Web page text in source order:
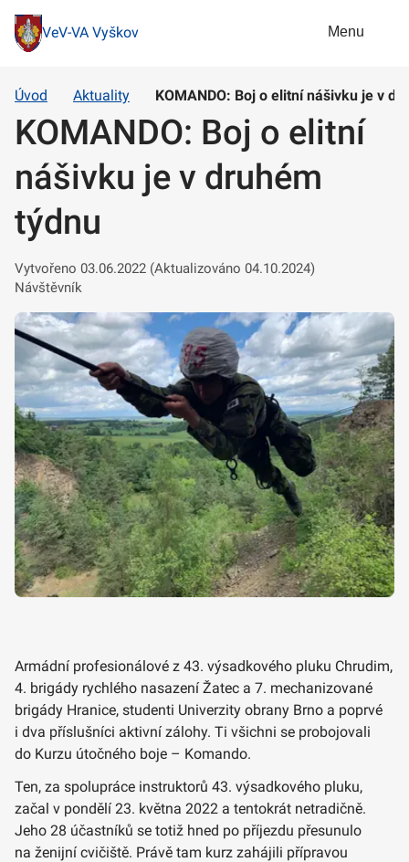
VeV-VA Vyškov Menu
Úvod Aktuality KOMANDO: Boj o elitní nášivku je v
KOMANDO: Boj o elitní
nášivku je v druhém
týdnu
Vytvořeno 03.06.2022 (Aktualizováno 04.10.2024)
Návštěvník
Armádní profesionálové z 43. výsadkového pluku Chrudim,
4. brigády rychlého nasazení Žatec a 7. mechanizované
brigády Hranice, studenti Univerzity obrany Brno a poprvé
i dva příslušníci aktivní zálohy. Ti všichni se probojovali
do Kurzu útočného boje – Komando.
Ten, za spolupráce instruktorů 43. výsadkového pluku,
začal v pondělí 23. května 2022 a tentokrát netradičně.
Jeho 28 účastníků se totiž hned po příjezdu přesunulo
na ženijní cvičiště. Právě tam kurz zahájili přípravou